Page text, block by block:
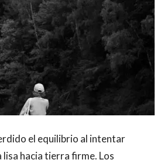
el equilibrio al intentar
hacia tierra firme. Los